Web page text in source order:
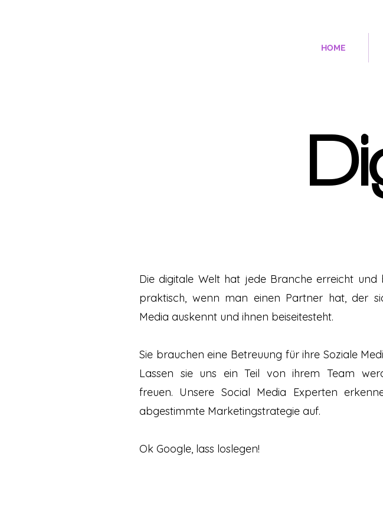
HOME
Die digitale Welt hat jede Branche erreicht
praktisch, wenn man einen Partner hat, der
Media auskennt und ihnen beiseitesteht.
Sie brauchen eine Betreuung für ihre Soziale
Lassen sie uns ein Teil von ihrem Team
freuen. Unsere Social Media Experten
abgestimmte Marketingstrategie auf.
Ok Google, lass loslegen!